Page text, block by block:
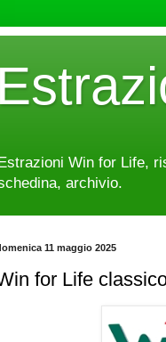
Estrazioni Win for Life,
archivio.
11 maggio 2025
for Life